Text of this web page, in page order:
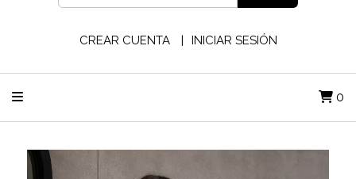
CREAR CUENTA INICIAR SESIÓN
0